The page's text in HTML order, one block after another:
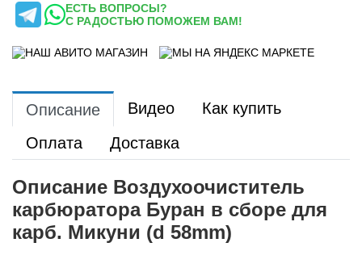
ЕСТЬ ВОПРОСЫ?
С РАДОСТЬЮ ПОМОЖЕМ ВАМ!
Описание Видео
Как купить
Оплата
Доставка
Описание Воздухоочиститель
карбюратора Буран в сборе для
карб. Микуни (d 58mm)